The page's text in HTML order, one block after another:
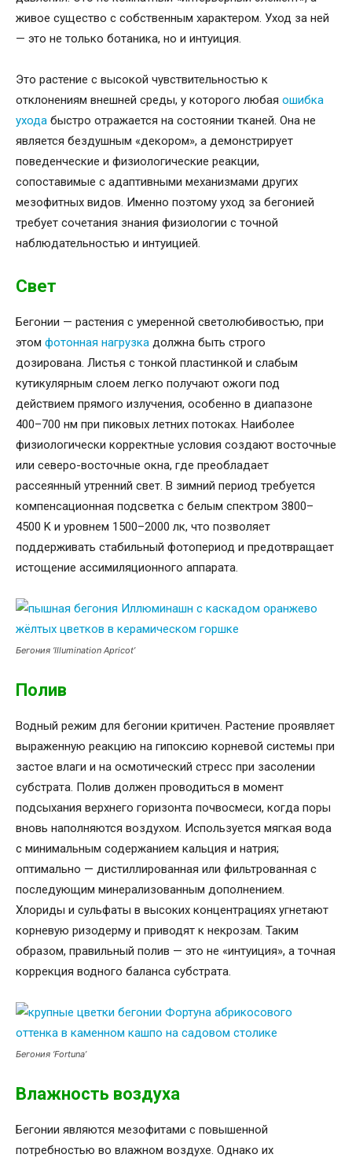
живое существо с собственным характером. Уход за ней
— это не только ботаника, но и интуиция.
Это растение с высокой чувствительностью к
отклонениям внешней среды, у которого любая ошибка
ухода быстро отражается на состоянии тканей. Она не
является бездушным «декором», а демонстрирует
поведенческие и физиологические реакции,
сопоставимые с адаптивными механизмами других
мезофитных видов. Именно поэтому уход за бегонией
требует сочетания знания физиологии с точной
наблюдательностью и интуицией.
Свет
Бегонии — растения с умеренной светолюбивостью, при
этом фотонная нагрузка должна быть строго
дозирована. Листья с тонкой пластинкой и слабым
кутикулярным слоем легко получают ожоги под
действием прямого излучения, особенно в диапазоне
400–700 нм при пиковых летних потоках. Наиболее
физиологически корректные условия создают восточные
или северо-восточные окна, где преобладает
рассеянный утренний свет. В зимний период требуется
компенсационная подсветка с белым спектром 3800–
4500 K и уровнем 1500–2000 лк, что позволяет
поддерживать стабильный фотопериод и предотвращает
истощение ассимиляционного аппарата.
Бегония ‘Illumination Apricot’
Полив
Водный режим для бегонии критичен. Растение проявляет
выраженную реакцию на гипоксию корневой системы при
застое влаги и на осмотический стресс при засолении
субстрата. Полив должен проводиться в момент
подсыхания верхнего горизонта почвосмеси, когда поры
вновь наполняются воздухом. Используется мягкая вода
с минимальным содержанием кальция и натрия;
оптимально — дистиллированная или фильтрованная с
последующим минерализованным дополнением.
Хлориды и сульфаты в высоких концентрациях угнетают
корневую ризодерму и приводят к некрозам. Таким
образом, правильный полив — это не «интуиция», а точная
коррекция водного баланса субстрата.
Бегония ‘Fortuna’
Влажность воздуха
Бегонии являются мезофитами с повышенной
потребностью во влажном воздухе. Однако их